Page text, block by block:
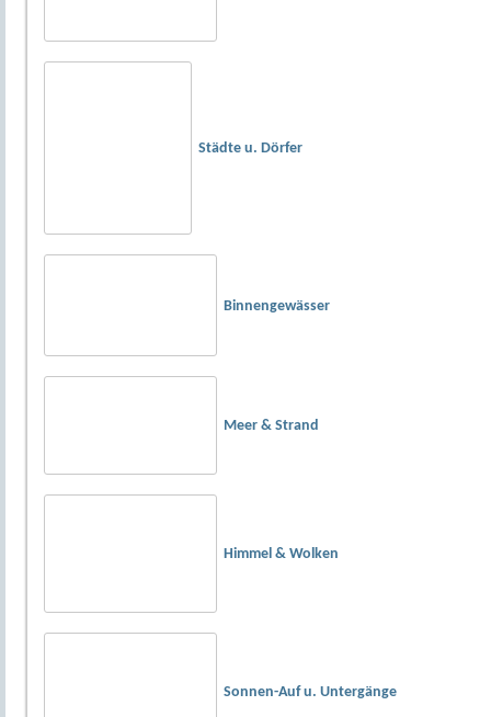
Städte u. Dörfer
Binnengewässer
Meer & Strand
Himmel & Wolken
Sonnen-Auf u. Untergänge